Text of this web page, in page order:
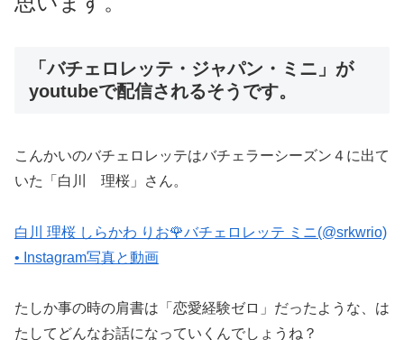
「バチェロレッテ・ジャパン・ミニ」が
youtubeで配信されるそうです。
こんかいのバチェロレッテはバチェラーシーズン４に出て
いた「白川 理桜」さん。
白川 理桜 しらかわ りお🌹バチェロレッテ ミニ(@srkwrio)
• Instagram写真と動画
たしか事の時の肩書は「恋愛経験ゼロ」だったような、は
たしてどんなお話になっていくんでしょうね？